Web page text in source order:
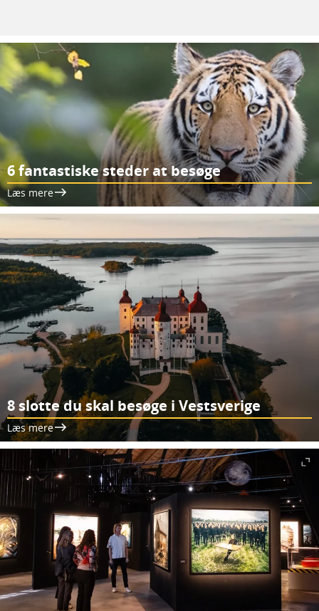
6 fantastiske steder at besøge
Læs mere
8 slotte du skal besøge i Vestsverige
Læs mere